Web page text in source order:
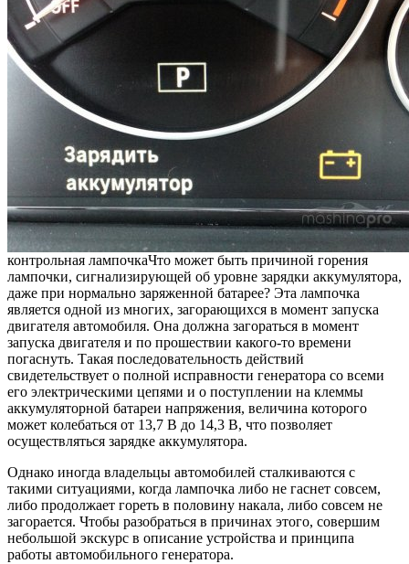
контрольная лампочкаЧто может быть причиной горения
лампочки, сигнализирующей об уровне зарядки аккумулятора,
даже при нормально заряженной батарее? Эта лампочка
является одной из многих, загорающихся в момент запуска
двигателя автомобиля. Она должна загораться в момент
запуска двигателя и по прошествии какого-то времени
погаснуть. Такая последовательность действий
свидетельствует о полной исправности генератора со всеми
его электрическими цепями и о поступлении на клеммы
аккумуляторной батареи напряжения, величина которого
может колебаться от 13,7 В до 14,3 В, что позволяет
осуществляться зарядке аккумулятора.
Однако иногда владельцы автомобилей сталкиваются с
такими ситуациями, когда лампочка либо не гаснет совсем,
либо продолжает гореть в половину накала, либо совсем не
загорается. Чтобы разобраться в причинах этого, совершим
небольшой экскурс в описание устройства и принципа
работы автомобильного генератора.